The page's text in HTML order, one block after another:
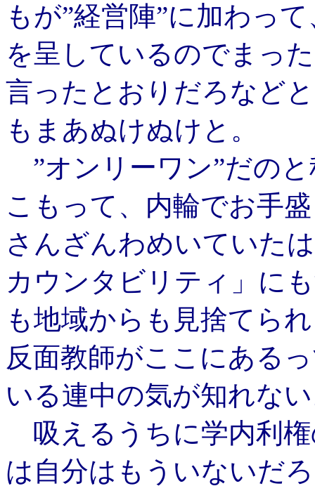
もが”経営陣”に加わっ
を呈しているのでまっ
言ったとおりだろなど
もまあぬけぬけと。
”オンリーワン”だの
こもって、内輪でお手
さんざんわめいていた
カウンタビリティ」に
も地域からも見捨てら
反面教師がここにある
いる連中の気が知れな
吸えるうちに学内利
は自分はもういないだ